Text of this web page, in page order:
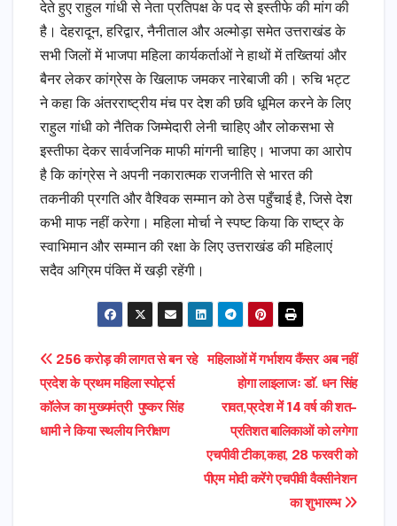
देते हुए राहुल गांधी से नेता प्रतिपक्ष के पद से इस्तीफे की मांग की
है। देहरादून, हरिद्वार, नैनीताल और अल्मोड़ा समेत उत्तराखंड के
सभी जिलों में भाजपा महिला कार्यकर्ताओं ने हाथों में तख्तियां और
बैनर लेकर कांग्रेस के खिलाफ जमकर नारेबाजी की। रुचि भट्ट
ने कहा कि अंतरराष्ट्रीय मंच पर देश की छवि धूमिल करने के लिए
राहुल गांधी को नैतिक जिम्मेदारी लेनी चाहिए और लोकसभा से
इस्तीफा देकर सार्वजनिक माफी मांगनी चाहिए। भाजपा का आरोप
है कि कांग्रेस ने अपनी नकारात्मक राजनीति से भारत की
तकनीकी प्रगति और वैश्विक सम्मान को ठेस पहुँचाई है, जिसे देश
कभी माफ नहीं करेगा। महिला मोर्चा ने स्पष्ट किया कि राष्ट्र के
स्वाभिमान और सम्मान की रक्षा के लिए उत्तराखंड की महिलाएं
सदैव अग्रिम पंक्ति में खड़ी रहेंगी।
Post
navigation
महिलाओं में गर्भाशय कैंसर अब नहीं
होगा लाइलाजः डाॅ. धन सिंह
रावत,प्रदेश में 14 वर्ष की शत-
प्रतिशत बालिकाओं को लगेगा
एचपीवी टीका,कहा, 28 फरवरी को
पीएम मोदी करेंगे एचपीवी वैक्सीनेशन
का शुभारम्भ
256 करोड़ की लागत से बन रहे
प्रदेश के प्रथम महिला स्पोर्ट्स
कॉलेज का मुख्यमंत्री पुष्कर सिंह
धामी ने किया स्थलीय निरीक्षण